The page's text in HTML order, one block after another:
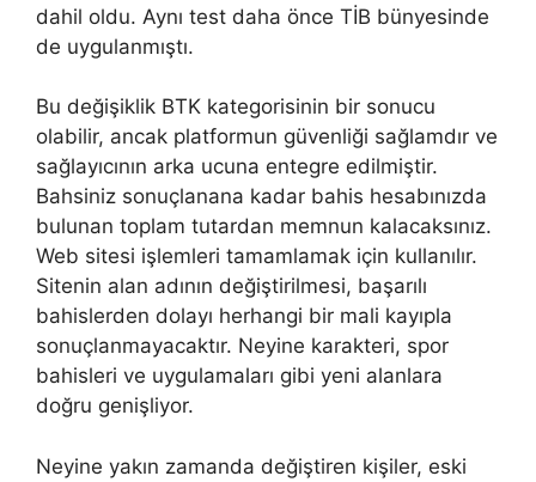
dahil oldu. Aynı test daha önce TİB bünyesinde
de uygulanmıştı.
Bu değişiklik BTK kategorisinin bir sonucu
olabilir, ancak platformun güvenliği sağlamdır ve
sağlayıcının arka ucuna entegre edilmiştir.
Bahsiniz sonuçlanana kadar bahis hesabınızda
bulunan toplam tutardan memnun kalacaksınız.
Web sitesi işlemleri tamamlamak için kullanılır.
Sitenin alan adının değiştirilmesi, başarılı
bahislerden dolayı herhangi bir mali kayıpla
sonuçlanmayacaktır. Neyine karakteri, spor
bahisleri ve uygulamaları gibi yeni alanlara
doğru genişliyor.
Neyine yakın zamanda değiştiren kişiler, eski